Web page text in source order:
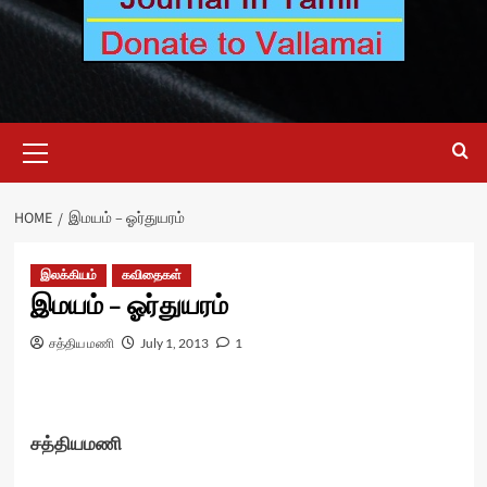
Menu
HOME இமயம் – ஓர்துயரம்
இலக்கியம் கவிதைகள்
இமயம் – ஓர்துயரம்
சத்திய மணி July 1, 2013 1
சத்தியமணி